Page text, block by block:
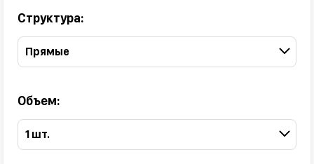
Структура:
Прямые
Объем:
1 шт.